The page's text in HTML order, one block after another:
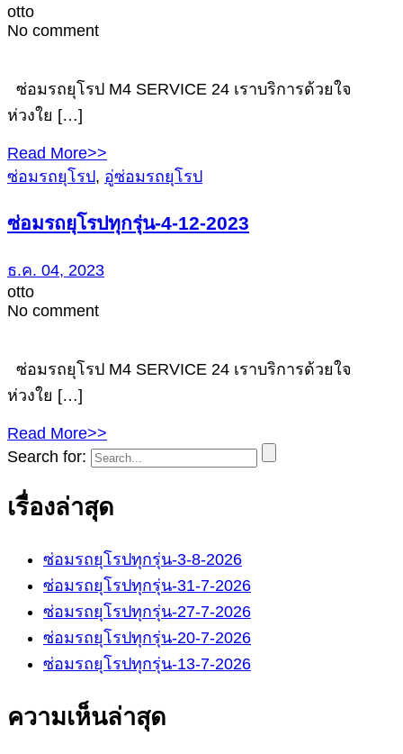
otto
No comment
ซ่อมรถยุโรป M4 SERVICE 24 เราบริการด้วยใจ
ห่วงใย […]
Read More>>
ซ่อมรถยุโรป, อู่ซ่อมรถยุโรป
ซ่อมรถยุโรปทุกรุ่น-4-12-2023
ธ.ค. 04, 2023
otto
No comment
ซ่อมรถยุโรป M4 SERVICE 24 เราบริการด้วยใจ
ห่วงใย […]
Read More>>
Search for:
เรื่องล่าสุด
ซ่อมรถยุโรปทุกรุ่น-3-8-2026
ซ่อมรถยุโรปทุกรุ่น-31-7-2026
ซ่อมรถยุโรปทุกรุ่น-27-7-2026
ซ่อมรถยุโรปทุกรุ่น-20-7-2026
ซ่อมรถยุโรปทุกรุ่น-13-7-2026
ความเห็นล่าสุด